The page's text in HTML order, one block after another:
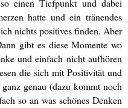
einen Tiefpunkt und dabei
hatte und ein tränendes
nichts positives finden. Aber
gibt es diese Momente wo
und einfach nicht aufhören
die sich mit Positivität und
genau (dazu kommt noch
so an was schönes Denken